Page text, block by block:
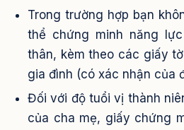
Trong trường hợp bạn
thể chứng minh năng
thân, kèm theo các giấy
gia đình (có xác nhận của
Đối với độ tuổi vị thành
của cha mẹ, giấy chứng